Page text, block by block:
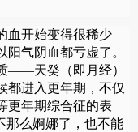
血开始变得很稀少
气阴血都亏虚了。
——天癸（即月经）
都进入更年期，不仅
更年期综合征的表
那么婀娜了，也不能